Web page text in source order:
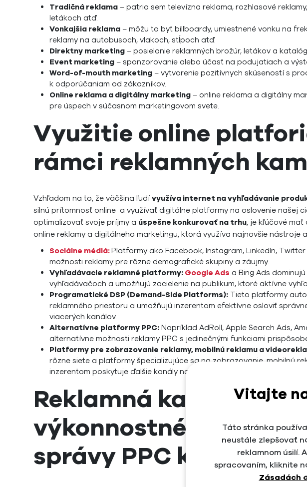
Tradičná reklama – patria sem televízna reklama, rozhlasové
letákoch atď.
Vonkajšia reklama – môžu to byť billboardy, umiestnené vonku na
reklamy na autobusoch, vlakoch, stĺpoch atď.
Direktny marketing – posielanie reklamných brožúr, letákov a
Event marketing – sponzorovanie alebo účasť na podujatiach a
Word-of-mouth marketing – vytvorenie pozitívnych skúseností s
k odporúčaniam od zákazníkov.
Online reklama a digitálny marketing – online reklama a digitálny
pre úspech v súčasnom marketingovom svete.
Využitie online
rámci reklamných
Vzhľadom na to, že väčšina ľudívyužíva internet na vyhľadávanie
silnú prítomnosť online a využívať digitálne platformy na oslovenie našej
optimalizovať svoje príjmy a úspešne konkurovať na trhu, je kľúčové mať
online reklamy a digitálneho marketingu, ktorá využíva najnovšie nástroje
Sociálne médiá:Platformy ako Facebook, Instagram, LinkedIn,
možnosti reklamy pre rôzne demografické skupiny a záujmy.
Vyhľadávacie reklamné platformy: Google Ads a Bing Ads
vyhľadávačoch a umožňujú zacielenie na publikum, ktoré aktívne
Programatické DSP (Demand-Side Platforms): Tieto platformy
reklamného priestoru a umožňujú inzerentom efektívne osloviť
viacerých kanálov.
Alternatívne platformy PPC: Napríklad AdRoll, Apple Search Ads,
alternatívne možnosti reklamy PPC s jedinečnými funkciami
Platformy pre zobrazovanie reklamy, mobilnú reklamu a
rôzne siete a platformy špecializujúce sa na zobrazovanie, mobilnú
inzerentom poskytuje ďalšie kanály na efektívne oslovenie cieľového
Reklamná kampaň v
výkonnostného
správy PPC kampaní
Vitajte
Táto stránka
neustále zlepšovať
reklamnom úsilí.
spracovaním, kliknite
Zásadách